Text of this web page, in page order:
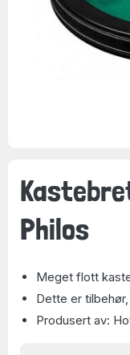
Philos
Meget flott
Dette er
Produsert av: